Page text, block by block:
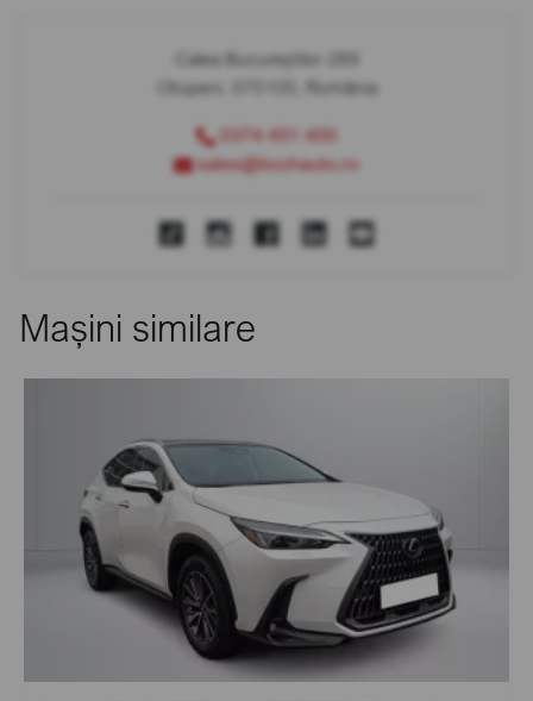
Calea Bucureștilor 289
Otopeni, 075100, România
0374 451 400
sales@bcchauto.ro
Mașini similare